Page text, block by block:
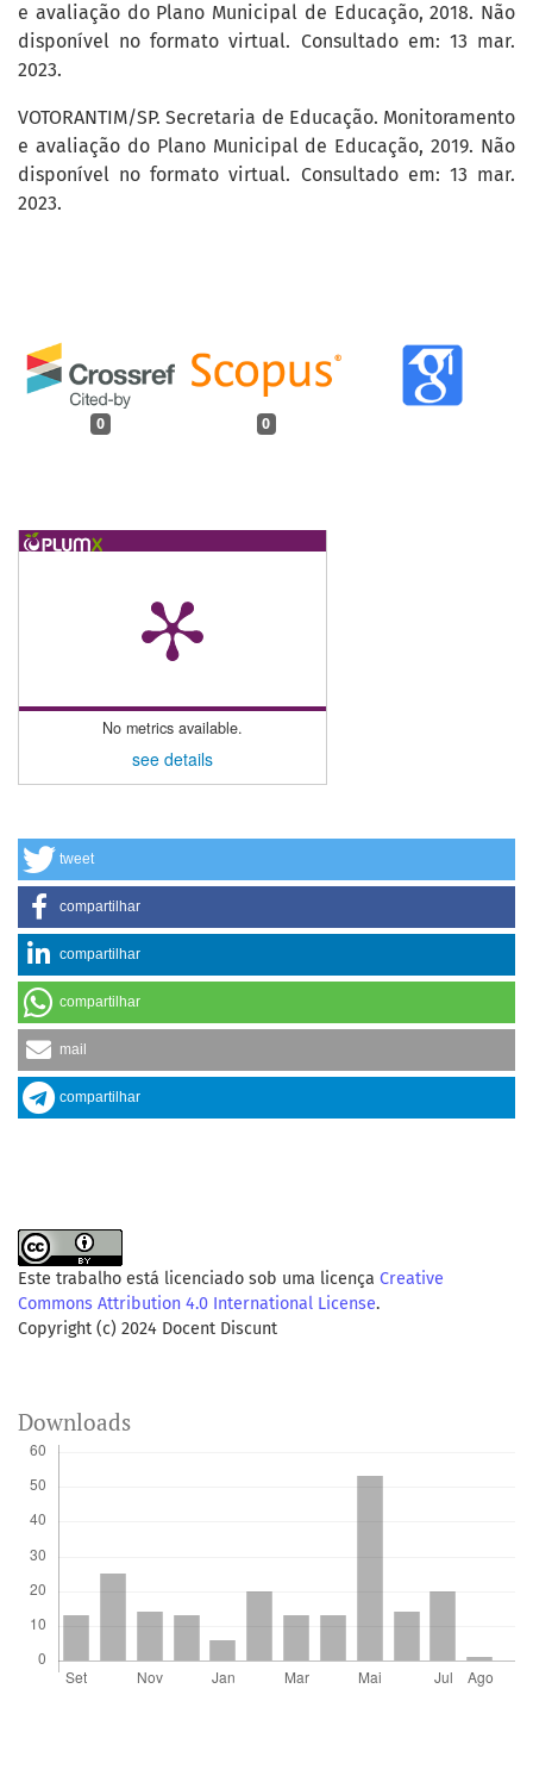
0 0
No metrics available.
see details
tweet
compartilhar
compartilhar
compartilhar
mail
compartilhar
e avaliação do Plano Municipal de Educação, 2018. Não
disponível no formato virtual. Consultado em: 13 mar.
2023.
VOTORANTIM/SP. Secretaria de Educação. Monitoramento
e avaliação do Plano Municipal de Educação, 2019. Não
disponível no formato virtual. Consultado em: 13 mar.
2023.
Este trabalho está licenciado sob uma licença Creative
Commons Attribution 4.0 International License.
Copyright (c) 2024 Docent Discunt
Downloads